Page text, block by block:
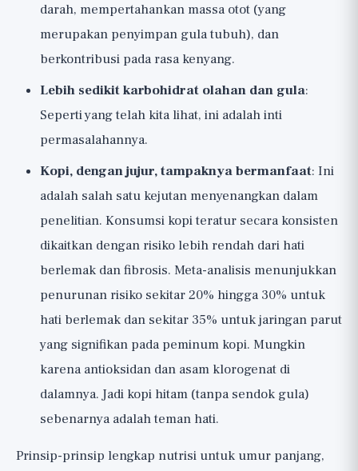
darah, mempertahankan massa otot (yang
merupakan penyimpan gula tubuh), dan
berkontribusi pada rasa kenyang.
Lebih sedikit karbohidrat olahan dan gula:
Seperti yang telah kita lihat, ini adalah inti
permasalahannya.
Kopi, dengan jujur, tampaknya bermanfaat: Ini
adalah salah satu kejutan menyenangkan dalam
penelitian. Konsumsi kopi teratur secara konsisten
dikaitkan dengan risiko lebih rendah dari hati
berlemak dan fibrosis. Meta-analisis menunjukkan
penurunan risiko sekitar 20% hingga 30% untuk
hati berlemak dan sekitar 35% untuk jaringan parut
yang signifikan pada peminum kopi. Mungkin
karena antioksidan dan asam klorogenat di
dalamnya. Jadi kopi hitam (tanpa sendok gula)
sebenarnya adalah teman hati.
Prinsip-prinsip lengkap nutrisi untuk umur panjang,